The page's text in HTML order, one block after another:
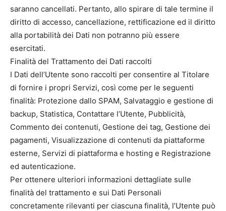
saranno cancellati. Pertanto, allo spirare di tale termine il
diritto di accesso, cancellazione, rettificazione ed il diritto
alla portabilità dei Dati non potranno più essere
esercitati.
Finalità del Trattamento dei Dati raccolti
I Dati dell’Utente sono raccolti per consentire al Titolare
di fornire i propri Servizi, così come per le seguenti
finalità: Protezione dallo SPAM, Salvataggio e gestione di
backup, Statistica, Contattare l’Utente, Pubblicità,
Commento dei contenuti, Gestione dei tag, Gestione dei
pagamenti, Visualizzazione di contenuti da piattaforme
esterne, Servizi di piattaforma e hosting e Registrazione
ed autenticazione.
Per ottenere ulteriori informazioni dettagliate sulle
finalità del trattamento e sui Dati Personali
concretamente rilevanti per ciascuna finalità, l’Utente può